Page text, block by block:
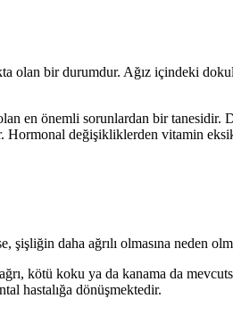
olan bir durumdur. Ağız içindeki
en önemli sorunlardan bir tanesidir.
değişikliklerden vitamin
daha ağrılı olmasına neden
kötü koku ya da kanama da
hastalığa dönüşmektedir.